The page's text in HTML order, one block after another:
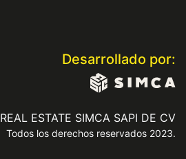
Desarrollado por:
REAL ESTATE SIMCA SAPI DE CV
Todos los derechos reservados 2023.